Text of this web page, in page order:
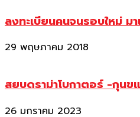
ลงทะเบียนคนจนรอบใหม่ ม
29 พฤษภาคม 2018
สยบดราม่าโบกาตอร์ -กุนข
26 มกราคม 2023